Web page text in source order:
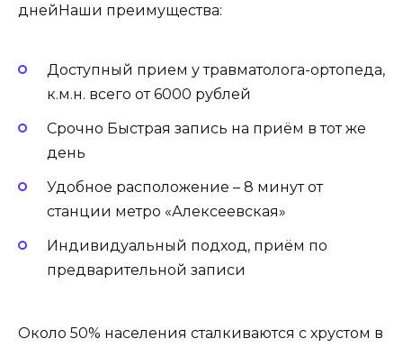
днейНаши преимущества:
Доступный прием у травматолога-ортопеда,
к.м.н. всего от 6000 рублей
Срочно Быстрая запись на приём в тот же
день
Удобное расположение – 8 минут от
станции метро «Алексеевская»
Индивидуальный подход, приём по
предварительной записи
Около 50% населения сталкиваются с хрустом в